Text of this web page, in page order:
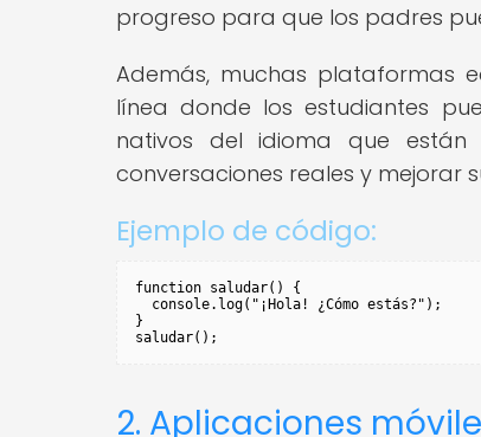
progreso para que los padres
Además, muchas plataformas
línea donde los estudiantes
nativos del idioma que
conversaciones reales y mejorar
Ejemplo de código:
function saludar() {
  console.log("¡Hola! ¿Cómo estás?");
}
saludar();
2. Aplicaciones